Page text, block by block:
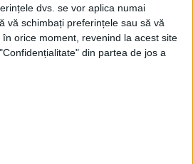
dvs. se vor aplica numai
vă schimbați preferințele sau să vă
orice moment, revenind la acest site
din partea de jos a